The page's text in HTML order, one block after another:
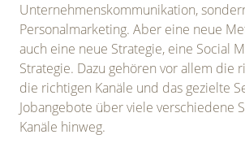
Unternehmenskommunikation,
Personalmarketing. Aber eine neue
auch eine neue Strategie, eine Social
Strategie. Dazu gehören vor allem die
die richtigen Kanäle und das gezielte
Jobangebote über viele verschiedene
Kanäle hinweg.